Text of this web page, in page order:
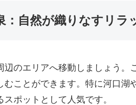
：自然が織りなすリラ
のエリアへ移動しましょう。
ことができます。特に河口湖
ポットとして人気です。